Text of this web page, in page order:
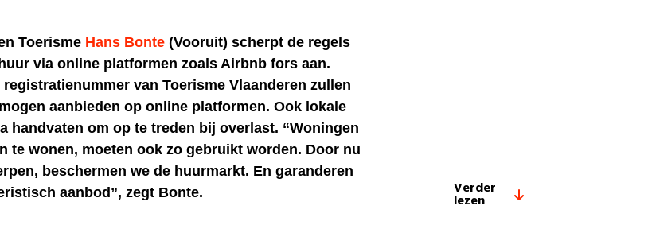
Toerisme Hans Bonte(Vooruit) scherpt de regels
via online platformen zoals Airbnb fors aan.
van Toerisme Vlaanderen zullen
aanbieden op online platformen. Ook lokale
handvaten om op te treden bij overlast. “Woningen
te wonen, moeten ook zo gebruikt worden. Door nu
beschermen we de huurmarkt. En garanderen
aanbod”, zegt Bonte.
Verder
lezen